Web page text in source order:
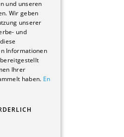
und unseren
Wir geben
unserer
und
Informationen
Ihrer
haben. En